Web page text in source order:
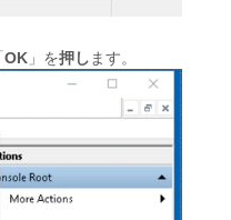
OK 」を押し ます。